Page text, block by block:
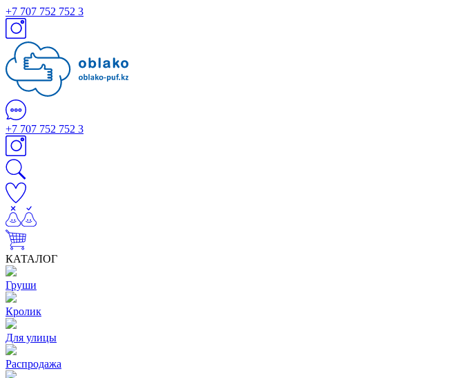
+7 707 752 752 3
+7 707 752 752 3
КАТАЛОГ
Груши
Кролик
Для улицы
Распродажа